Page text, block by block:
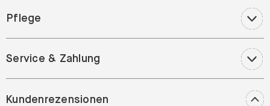
Pflege
Service & Zahlung
Kundenrezensionen